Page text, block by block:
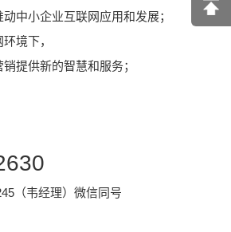
中小企业互联网应用和发展；
境下，
提供新的智慧和服务；
（韦经理）微信同号